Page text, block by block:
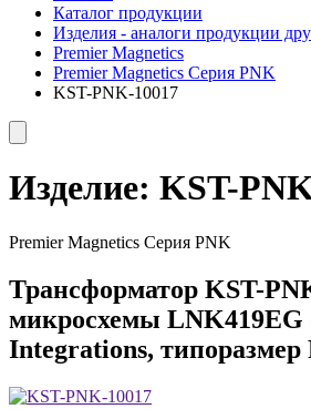
Каталог продукции
Изделия - аналоги продукции
Premier Magnetics
Premier Magnetics Серия PNK
KST-PNK-10017
Изделие: KST-
Premier Magnetics Серия PNK
Трансформатор KST-
микросхемы LNK419EG
Integrations, типоразмер